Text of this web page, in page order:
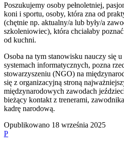
Poszukujemy osoby pełnoletniej,
koni i sportu, osoby, która zna od
(chętnie np. aktualny/a lub były/a
szkoleniowiec), która chciałaby
od kuchni.
Osoba na tym stanowisku nauczy się
systemach informatycznych, pozna
stowarzyszeniu (NGO) na
się z organizacyjną stroną
międzynarodowych zawodach
bieżący kontakt z trenerami,
kadrę narodową.
Opublikowano 18 września 2025
P